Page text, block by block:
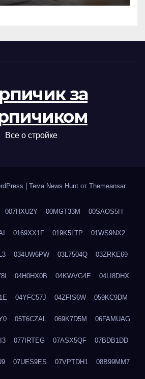
за
Все о стройке
Тема News Hunt от Themeansar.
007HXU2Y 00MGT33M 00SAOS5H
0169XX1F 019K5LTP 01WS9NX2
034UW6PW 03L7504Q 03ZRKE69
04H0HX0B 04KWVG4E 04LI8DHX
04YFC57J 04ZFIS6W 059KC9DM
05T6CZAL 069K7D5M 06FAMUAG
077IRTEG 07ASX5QF 07BDB1DD
07UES9ES 07VPTDH1 08B99MM7